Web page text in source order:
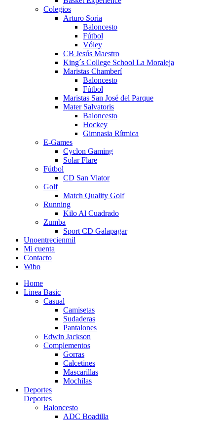
Colegios
Arturo Soria
Baloncesto
Fútbol
Vóley
CB Jesús Maestro
King´s College School La Moraleja
Maristas Chamberí
Baloncesto
Fútbol
Maristas San José del Parque
Mater Salvatoris
Baloncesto
Hockey
Gimnasia Rítmica
E-Games
Cyclon Gaming
Solar Flare
Fútbol
CD San Viator
Golf
Match Quality Golf
Running
Kilo Al Cuadrado
Zumba
Sport CD Galapagar
Unoentrecienmil
Mi cuenta
Contacto
Wibo
Home
Linea Basic
Casual
Camisetas
Sudaderas
Pantalones
Edwin Jackson
Complementos
Gorras
Calcetines
Mascarillas
Mochilas
Deportes
Deportes
Baloncesto
ADC Boadilla